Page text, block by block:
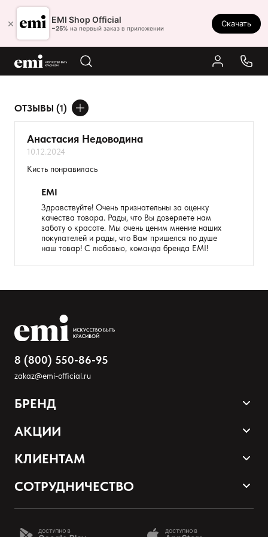
× EMI Shop Official
−25% на первый заказ в приложении
Скачать
Ростов-на-Дону
8 (800) 550-86-95
Каталог
Акции
Оплата и доставка
О нас
Контакты
ОТЗЫВЫ (1)
ДОБАВИТЬ ОТЗЫВ
Ваше имя
Расскажите о впечатлениях
Оставить анонимно
Добавьте фото
Загрузить файл
Добавить отзыв
Анастасия Недоводина
10.12.2024
Кисть понравилась
EMI
Здравствуйте! Очень признательны за оценку
качества товара. Рады, что Вы доверяете нам
заботу о красоте. Мы очень ценим мнение наших
покупателей и рады, что Вам пришелся по душе
наш товар! С любовью, команда бренда EMI!
8 (800) 550-86-95
zakaz@emi-official.ru
БРЕНД
Продукция
АКЦИИ
Sale
Программа лояльности
КЛИЕНТАМ
Оплата и доставка
СОТРУДНИЧЕСТВО
Стать партнером EMI
Школа EMI онлайн